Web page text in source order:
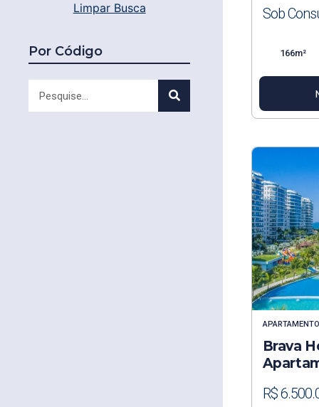
Limpar Busca
Por Código
Sob
166m²
APARTAMENTO
Brava
R$